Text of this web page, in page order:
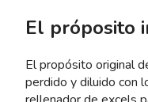
El próposito
El propósito original
perdido y diluido con